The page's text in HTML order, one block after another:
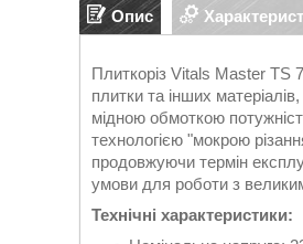
Опис
Плиткоріз Vitals Master TS
плитки та інших
мідною обмоткою
технологією "мокрою
продовжуючи термін
умови для роботи з
Технічні характеристики: